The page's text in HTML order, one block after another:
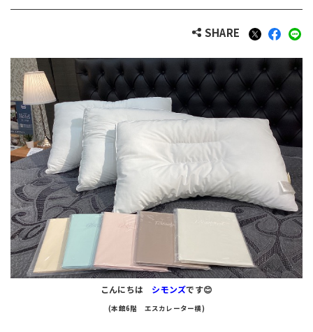
SHARE
こんにちは シモンズです😊
(本館6階 エスカレーター横)